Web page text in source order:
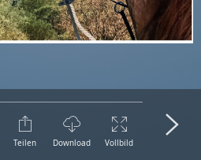
Teilen Download Vollbild